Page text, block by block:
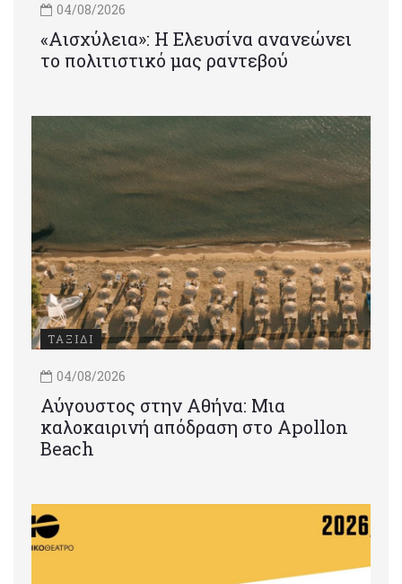
04/08/2026
«Αισχύλεια»: Η Ελευσίνα ανανεώνει
το πολιτιστικό μας ραντεβού
ΤΑΞΙΔΙ
04/08/2026
Αύγουστος στην Αθήνα: Μια
καλοκαιρινή απόδραση στο Apollon
Beach